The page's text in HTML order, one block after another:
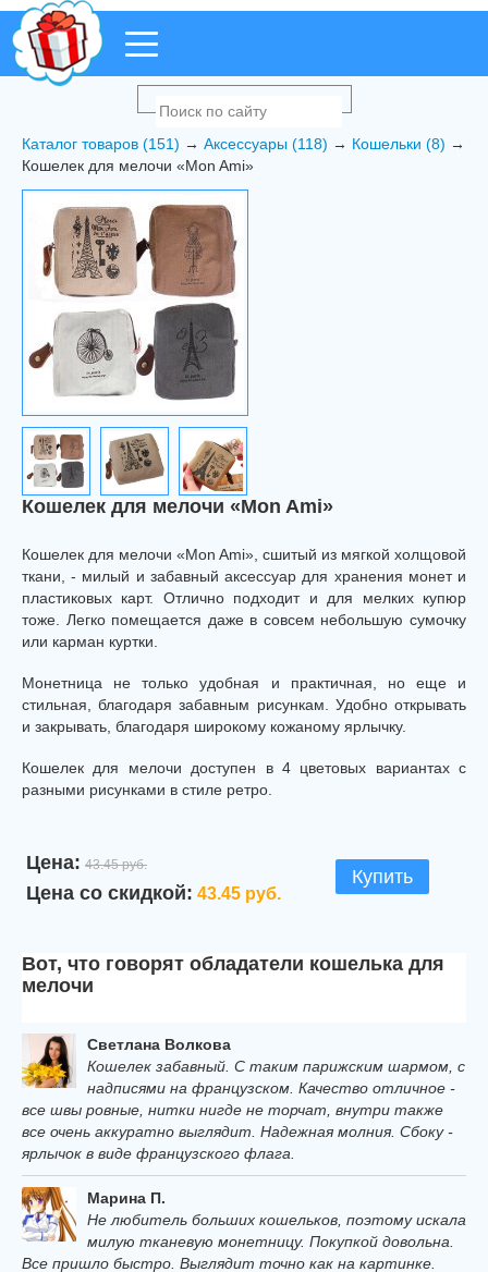
Каталог товаров (151) → Аксессуары (118) → Кошельки (8) →
Кошелек для мелочи «Mon Ami»
Кошелек для мелочи «Mon Ami»
Кошелек для мелочи «Mon Ami», сшитый из мягкой холщовой
ткани, - милый и забавный аксессуар для хранения монет и
пластиковых карт. Отлично подходит и для мелких купюр
тоже. Легко помещается даже в совсем небольшую сумочку
или карман куртки.
Монетница не только удобная и практичная, но еще и
стильная, благодаря забавным рисункам. Удобно открывать
и закрывать, благодаря широкому кожаному ярлычку.
Кошелек для мелочи доступен в 4 цветовых вариантах с
разными рисунками в стиле ретро.
Цена: 43.45 руб.
Цена со скидкой: 43.45 руб.
Купить
Вот, что говорят обладатели кошелька для
мелочи
Светлана Волкова
Кошелек забавный. С таким парижским шармом, с
надписями на французском. Качество отличное -
все швы ровные, нитки нигде не торчат, внутри также
все очень аккуратно выглядит. Надежная молния. Сбоку -
ярлычок в виде французского флага.
Марина П.
Не любитель больших кошельков, поэтому искала
милую тканевую монетницу. Покупкой довольна.
Все пришло быстро. Выглядит точно как на картинке.